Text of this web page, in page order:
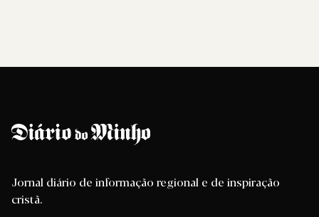
Jornal diário de informação regional e de inspiração
cristã.